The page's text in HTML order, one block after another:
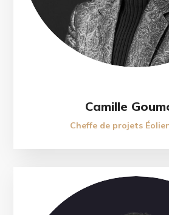
Camille
Cheffe de projets